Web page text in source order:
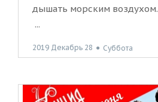
дышать морским воздухом.
...
2019 Декабрь 28 ● Суббота